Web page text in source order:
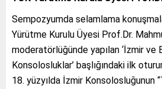
Sempozyumda selamlama
Yürütme Kurulu Üyesi Prof.Dr.
moderatörlüğünde yapılan ‘İzmir ve
Konsolosluklar’ başlığındaki ilk
18. yüzyılda İzmir Konsolosluğunun